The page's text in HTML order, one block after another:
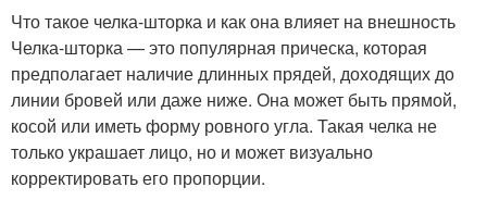
Что такое челка-шторка и как она влияет на внешность
Челка-шторка — это популярная прическа, которая
предполагает наличие длинных прядей, доходящих до
линии бровей или даже ниже. Она может быть прямой,
косой или иметь форму ровного угла. Такая челка не
только украшает лицо, но и может визуально
корректировать его пропорции.